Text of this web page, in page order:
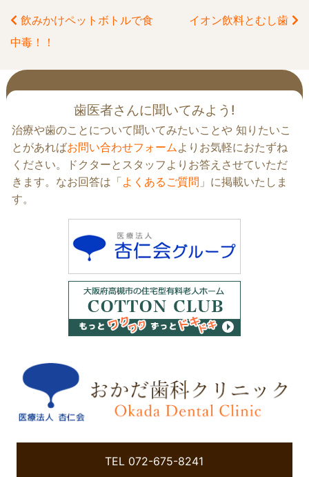
前
の
記
へ
の
リ
ン
ク
飲みかけペットボトルで食
中毒！！
イオン飲料とむし歯
歯医者さんに聞いてみよう!
治療や歯のことについて聞いてみたいことや 知りたいこ
とがあればお問い合わせフォーム よりお気軽におたずね
ください。ドクターとスタッフよりお答えさせていただ
きます。なお回答は「よくあるご質問 」に掲載いたしま
す。
TEL 072-675-8241